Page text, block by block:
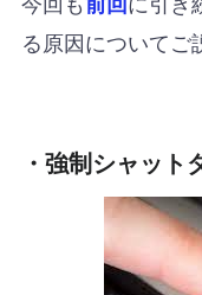
る原因についてご
・強制シャット